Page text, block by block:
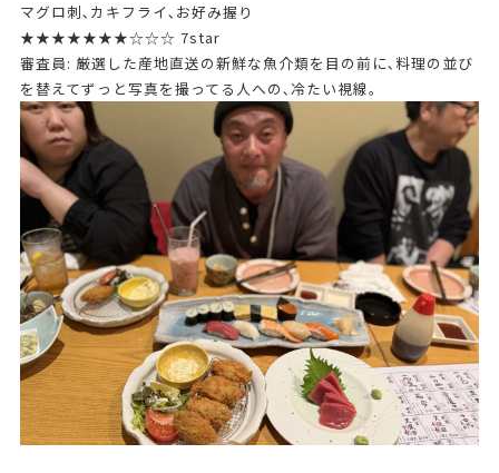
マグロ刺､カキフライ､お好み握り
★★★★★★★☆☆☆ 7star
審査員: 厳選した産地直送の新鮮な魚介類を目の前に､料理の並び
を替えてずっと写真を撮ってる人への､冷たい視線｡